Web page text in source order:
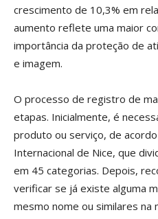
crescimento de 10,3% em
aumento reflete uma maior
importância da proteção de
e imagem.
O processo de registro de
etapas. Inicialmente, é
produto ou serviço, de acordo
Internacional de Nice, que
em 45 categorias. Depois,
verificar se já existe alguma
mesmo nome ou similares na